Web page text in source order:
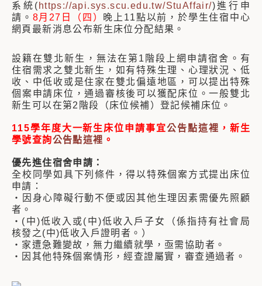
系統( https://api.sys.scu.edu.tw/StuAffair/)進行申
請。 8月27日（四）
晚上11點以前，於學生住宿中心
網頁最新消息公布新生床位分配結果。
設籍在雙北新生，無法在第1階段上網申請宿舍。有
住宿需求之雙北新生，如有特殊生理、心理狀況、低
收、中低收或是住家在雙北偏遠地區，可以提出特殊
個案申請床位，通過審核後可以獲配床位。一般雙北
新生可以在第2階段（床位候補）登記候補床位。
115學年度大一新生床位申請事宜公告點這裡 ，新生
學號查詢公告點這裡 。
優先進住宿舍申請：
全校同學如具下列條件，得以特殊個案方式提出床位
申請：
‧
因身心障礙行動不便或因其他生理因素需優先照顧
者。
‧ (中)低收入或(中)低收入戶子女（係指持有社會局
核發之(中)低收入戶證明者。）
‧ 家遭急難變故，無力繼續就學，亟需協助者。
‧ 因其他特殊個案情形，經查證屬實，審查通過者。